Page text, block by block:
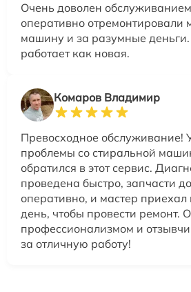
Очень доволен
оперативно отремонтировали
машину и за разумные
работает как новая.
Комаров Владимир
Превосходное обслуживание!
проблемы со стиральной
обратился в этот сервис.
проведена быстро, запчасти
оперативно, и мастер
день, чтобы провести ремонт.
профессионализмом и
за отличную работу!